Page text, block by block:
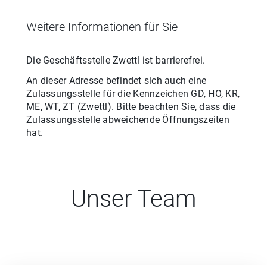
Weitere Informationen für Sie
Die Geschäftsstelle Zwettl ist barrierefrei.
An dieser Adresse befindet sich auch eine
Zulassungsstelle für die Kennzeichen GD, HO, KR,
ME, WT, ZT (Zwettl). Bitte beachten Sie, dass die
Zulassungsstelle abweichende Öffnungszeiten
hat.
Unser Team